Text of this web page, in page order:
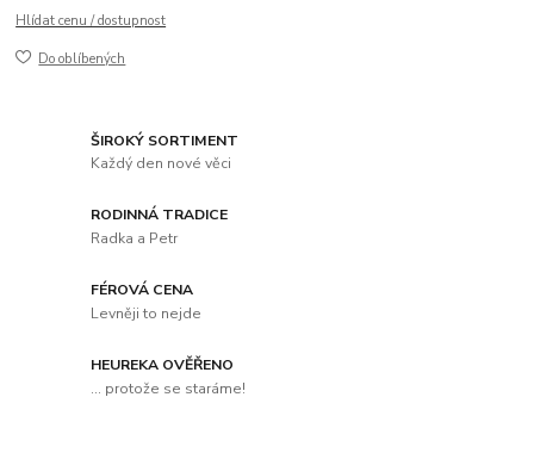
Hlídat cenu / dostupnost
Do oblíbených
ŠIROKÝ SORTIMENT
Každý den nové věci
RODINNÁ TRADICE
Radka a Petr
FÉROVÁ CENA
Levněji to nejde
HEUREKA OVĚŘENO
... protože se staráme!